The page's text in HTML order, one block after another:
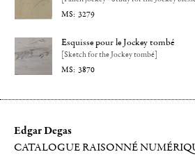
3279
Esquisse pour le Jockey tombé
[Sketch for the Jockey tombé]
3870
Edgar Degas
CATALOGUE RAISONNÉ